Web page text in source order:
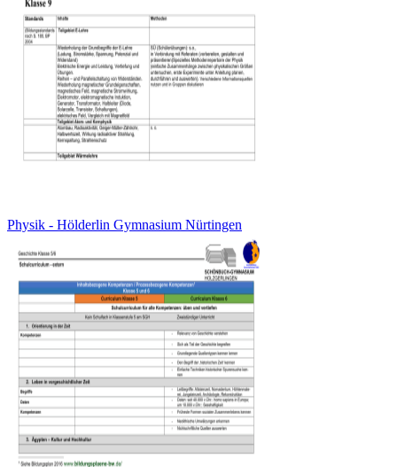
Physik - Hölderlin Gymnasium Nürtingen